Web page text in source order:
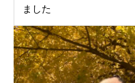
ました